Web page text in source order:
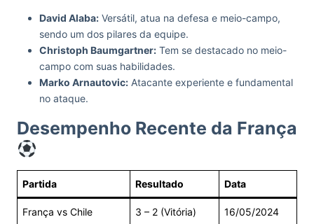
David Alaba: Versátil, atua na defesa e meio-campo,
sendo um dos pilares da equipe.
Christoph Baumgartner: Tem se destacado no meio-
campo com suas habilidades.
Marko Arnautovic: Atacante experiente e fundamental
no ataque.
Desempenho Recente da França
Partida Resultado Data
França vs Chile 3 – 2 (Vitória) 16/05/2024